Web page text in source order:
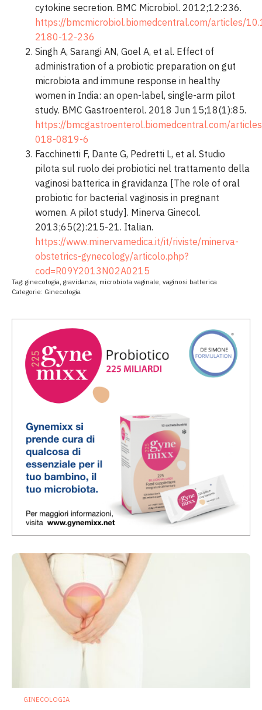
cytokine secretion. BMC Microbiol. 2012;12:236.
https://bmcmicrobiol.biomedcentral.com/articles/
2180-12-236
Singh A, Sarangi AN, Goel A, et al. Effect of
administration of a probiotic preparation on gut
microbiota and immune response in healthy
women in India: an open-label, single-arm pilot
study. BMC Gastroenterol. 2018 Jun 15;18(1):85.
https://bmcgastroenterol.biomedcentral.com/
018-0819-6
Facchinetti F, Dante G, Pedretti L, et al. Studio
pilota sul ruolo dei probiotici nel trattamento della
vaginosi batterica in gravidanza [The role of oral
probiotic for bacterial vaginosis in pregnant
women. A pilot study]. Minerva Ginecol.
2013;65(2):215-21. Italian.
https://www.minervamedica.it/it/riviste/minerva-
obstetrics-gynecology/articolo.php?
cod=R09Y2013N02A0215
Tag: ginecologia, gravidanza, microbiota vaginale, vaginosi batterica
Categorie: Ginecologia
GINECOLOGIA